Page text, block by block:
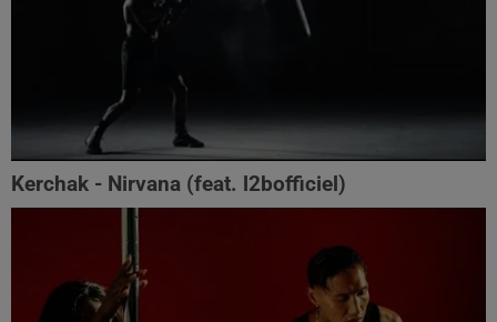
Kerchak - Nirvana (feat. ‪l2bofficiel‬)